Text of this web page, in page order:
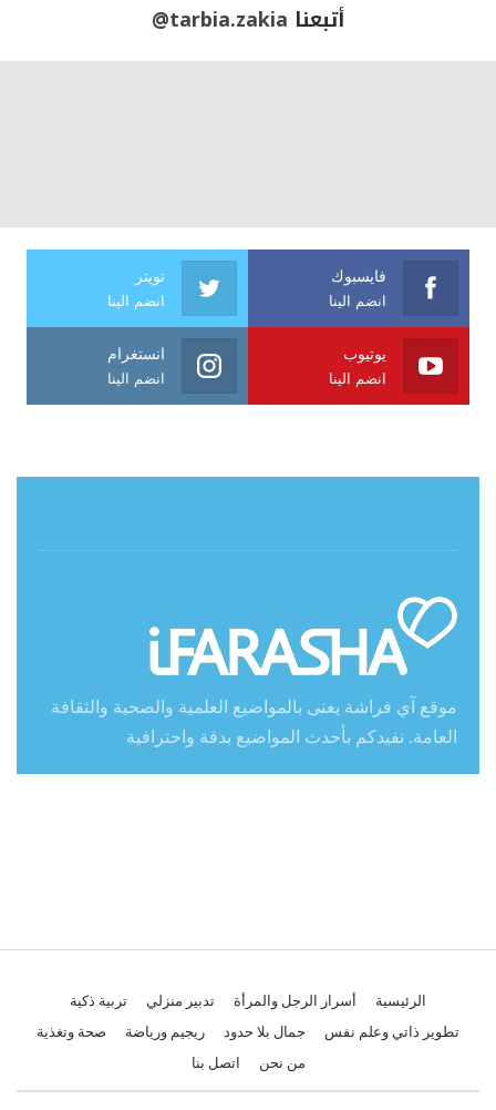
أتبعنا @tarbia.zakia
فايسبوك
انضم الينا
تويتر
انضم الينا
يوتيوب
انضم الينا
انستغرام
انضم الينا
موقع آي فراشة يعنى بالمواضيع العلمية والصحية والثقافة
العامة. نفيدكم بأحدث المواضيع بدقة واحترافية
الرئيسية أسرار الرجل والمرأة تدبير منزلي
تربية ذكية
تطوير ذاتي وعلم نفس
جمال بلا حدود ريجيم ورياضة
صحة وتغذية
من نحن
اتصل بنا